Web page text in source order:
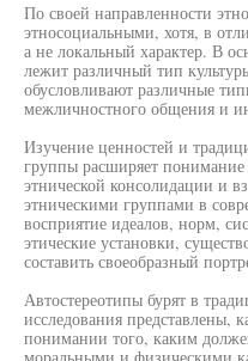
По своей направленности
этносоциальными, хотя, в
а не локальный характер. В
лежит различный тип
обусловливают различные
межличностного общения и
Изучение ценностей и
группы расширяет
этнической консолидации и
этническими группами в
восприятие идеалов, норм,
этические установки,
составить своеобразный
Автостереотипы бурят в
исследования представлены,
понимании того, каким